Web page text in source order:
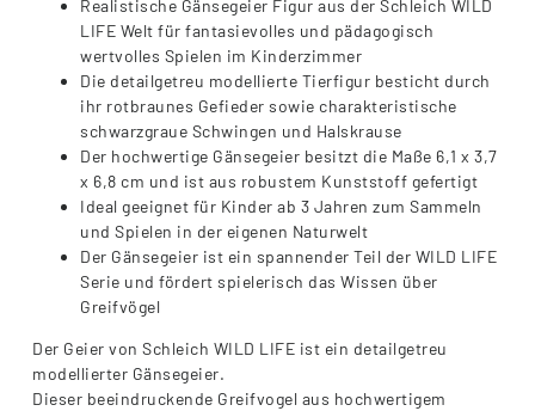
Realistische Gänsegeier Figur aus der Schleich WILD
LIFE Welt für fantasievolles und pädagogisch
wertvolles Spielen im Kinderzimmer
Die detailgetreu modellierte Tierfigur besticht durch
ihr rotbraunes Gefieder sowie charakteristische
schwarzgraue Schwingen und Halskrause
Der hochwertige Gänsegeier besitzt die Maße 6,1 x 3,7
x 6,8 cm und ist aus robustem Kunststoff gefertigt
Ideal geeignet für Kinder ab 3 Jahren zum Sammeln
und Spielen in der eigenen Naturwelt
Der Gänsegeier ist ein spannender Teil der WILD LIFE
Serie und fördert spielerisch das Wissen über
Greifvögel
Der Geier von Schleich WILD LIFE ist ein detailgetreu
modellierter Gänsegeier.
Dieser beeindruckende Greifvogel aus hochwertigem